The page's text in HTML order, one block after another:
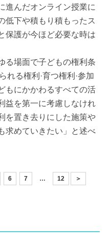
進んだオンライン授業に
低下や積もり積もったス
保護が今ほど必要な時は
る場面で子どもの権利条
れる権利·育つ権利·参加
もにかかわるすべての活
益を第一に考慮しなけれ
を置き去りにした施策や
求めていきたい」と述べ
6 7 … 12 ＞